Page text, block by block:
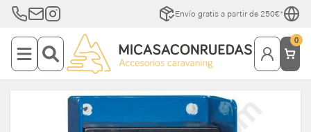
Envío gratis a partir de 250€*
0